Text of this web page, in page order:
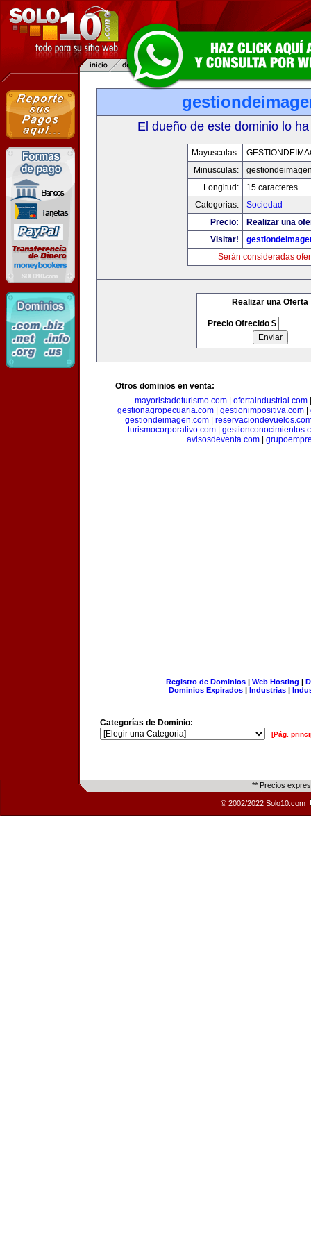
El dueño de este dominio lo
Mayusculas:
Minusculas:
Longitud:
15 caracteres
Categorias:
Sociedad
Precio:
Realizar una
Visitar!
Serán consideradas
Realizar una Oferta
Precio Ofrecido $
Otros dominios en venta:
mayoristadeturismo.com| ofertaindustrial.com
gestionagropecuaria.com
gestionimpositiva.com
gestiondeimagen.com
turismocorporativo.com
avisosdeventa.com
Registro de Dominios| Web Hosting |
Dominios Expirados | Industrias |
Categorías de Dominio:
[Pág.
** Precios
© 2002/2022 Solo10.com